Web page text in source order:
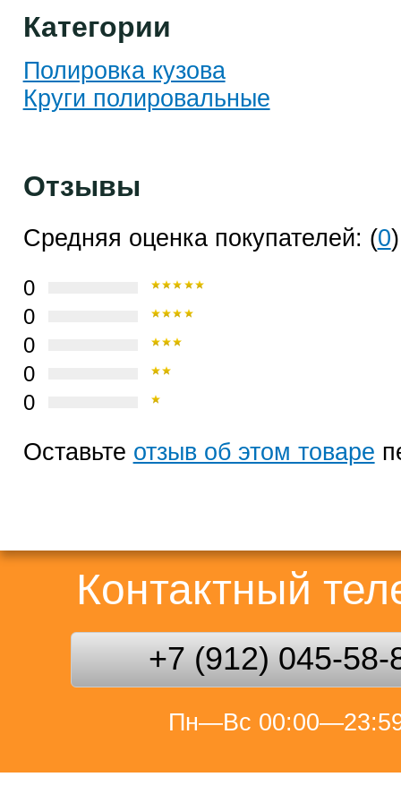
Категории
Полировка кузова
Круги полировальные
Отзывы
Средняя оценка покупателей: (0)
0
0
0
0
0
Оставьте отзыв об этом товаре
Контактный
+7 (912) 045-58-
Пн—Вс